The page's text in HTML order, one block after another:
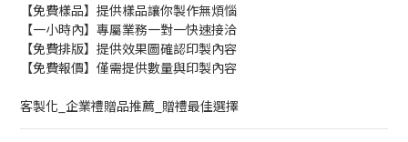
【免費樣品】提供樣品讓你製作無煩惱
【一小時內】專屬業務一對一快速接洽
【免費排版】提供效果圖確認印製內容
【免費報價】僅需提供數量與印製內容
客製化_企業禮贈品推薦_贈禮最佳選擇